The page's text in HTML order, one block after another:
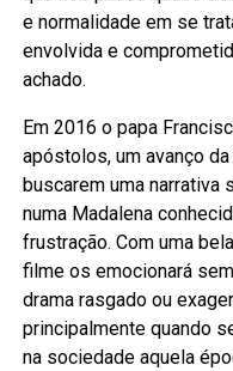
e normalidade em se
envolvida e
achado.
Em 2016 o papa
apóstolos, um avanço
buscarem uma narrativa
numa Madalena
frustração. Com uma
filme os emocionará
drama rasgado ou
principalmente quando
na sociedade aquela